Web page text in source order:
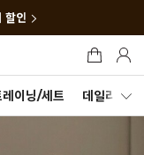
할인
레이닝/세트 데일리세트